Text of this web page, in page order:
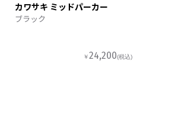
カワサキ ミッドパーカー
ブラック
￥24,200(税込)